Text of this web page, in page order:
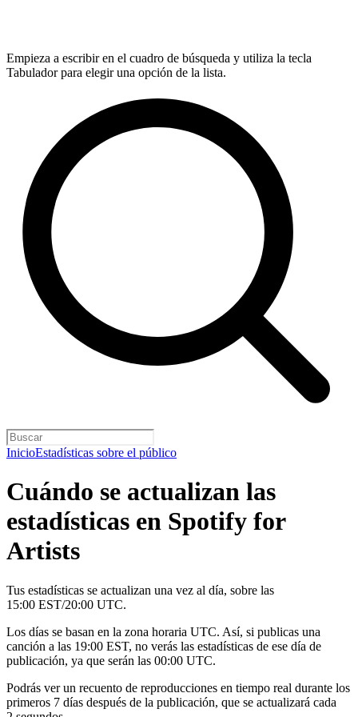
Empieza a escribir en el cuadro de búsqueda y utiliza la tecla
Tabulador para elegir una opción de la lista.
InicioEstadísticas sobre el público
Cuándo se actualizan las
estadísticas en Spotify for
Artists
Tus estadísticas se actualizan una vez al día, sobre las
15:00 EST/20:00 UTC.
Los días se basan en la zona horaria UTC. Así, si publicas una
canción a las 19:00 EST, no verás las estadísticas de ese día de
publicación, ya que serán las 00:00 UTC.
Podrás ver un recuento de reproducciones en tiempo real durante los
primeros 7 días después de la publicación, que se actualizará cada